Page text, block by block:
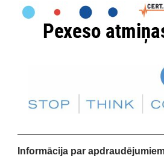
Informācija par